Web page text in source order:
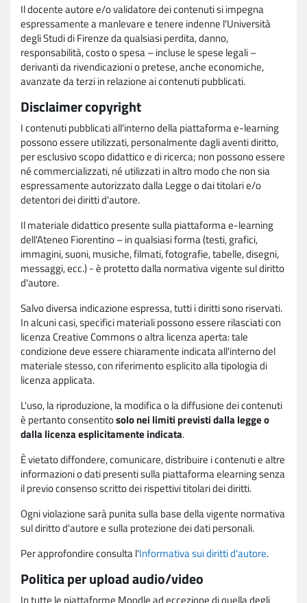
Il docente autore e/o validatore dei contenuti si impegna
espressamente a manlevare e tenere indenne l'Università
degli Studi di Firenze da qualsiasi perdita, danno,
responsabilità, costo o spesa – incluse le spese legali –
derivanti da rivendicazioni o pretese, anche economiche,
avanzate da terzi in relazione ai contenuti pubblicati.
Disclaimer copyright
I contenuti pubblicati all'interno della piattaforma e-learning
possono essere utilizzati, personalmente dagli aventi diritto,
per esclusivo scopo didattico e di ricerca; non possono essere
né commercializzati, né utilizzati in altro modo che non sia
espressamente autorizzato dalla Legge o dai titolari e/o
detentori dei diritti d'autore.
Il materiale didattico presente sulla piattaforma e-learning
dell'Ateneo Fiorentino – in qualsiasi forma (testi, grafici,
immagini, suoni, musiche, filmati, fotografie, tabelle, disegni,
messaggi, ecc.) - è protetto dalla normativa vigente sul diritto
d'autore.
Salvo diversa indicazione espressa, tutti i diritti sono riservati.
In alcuni casi, specifici materiali possono essere rilasciati con
licenza Creative Commons o altra licenza aperta: tale
condizione deve essere chiaramente indicata all'interno del
materiale stesso, con riferimento esplicito alla tipologia di
licenza applicata.
L'uso, la riproduzione, la modifica o la diffusione dei contenuti
è pertanto consentitosolo nei limiti previsti dalla legge o
dalla licenza esplicitamente indicata.
È vietato diffondere, comunicare, distribuire i contenuti e altre
informazioni o dati presenti sulla piattaforma elearning senza
il previo consenso scritto dei rispettivi titolari dei diritti.
Ogni violazione sarà punita sulla base della vigente normativa
sul diritto d'autore e sulla protezione dei dati personali.
Per approfondire consulta l'Informativa sui diritti d'autore.
Politica per upload audio/video
In tutte le piattaforme Moodle ad eccezione di quella degli